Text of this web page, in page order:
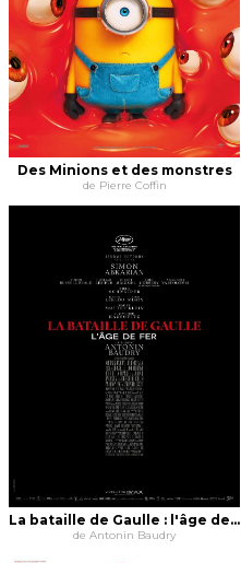
Des Minions et des monstres
de Pierre Coffin
La bataille de Gaulle : l'âge de fer
de Antonin Baudry